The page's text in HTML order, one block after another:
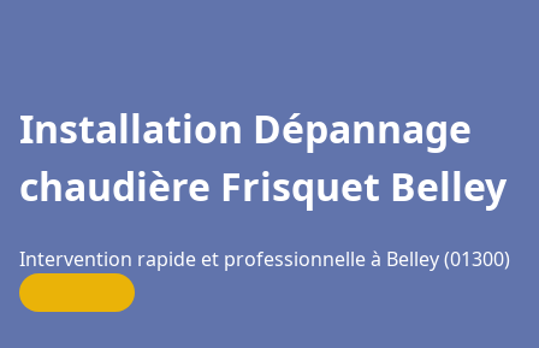
Installation Dépannage
chaudière Frisquet Belley
Intervention rapide et professionnelle à Belley (01300)